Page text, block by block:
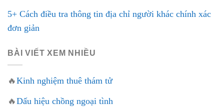
5+ Cách điều tra thông tin địa chỉ người khác chính xác
đơn giản
BÀI VIẾT XEM NHIỀU
🔥Kinh nghiệm thuê thám tử
🔥Dấu hiệu chồng ngoại tình